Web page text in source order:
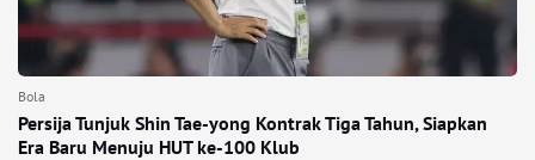
Bola
Persija Tunjuk Shin Tae-yong Kontrak Tiga Tahun, Siapkan
Era Baru Menuju HUT ke-100 Klub